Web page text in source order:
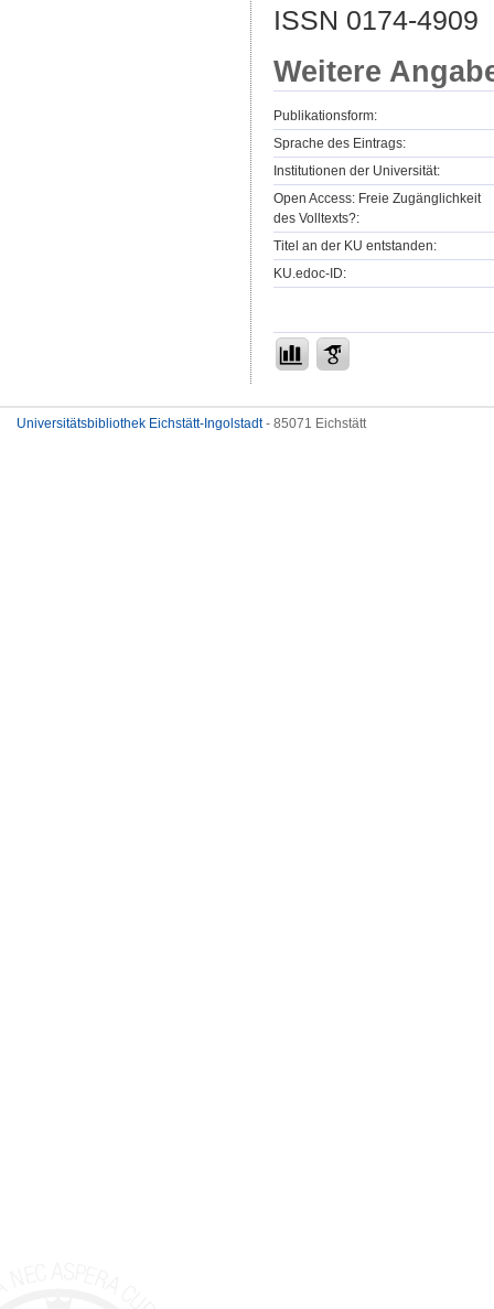
ISSN 0174-4909
Weitere
Publikationsform:
Sprache des Eintrags:
Institutionen der Universität:
Open Access: Freie Zugänglichkeit
des Volltexts?:
Titel an der KU entstanden:
KU.edoc-ID:
Universitätsbibliothek Eichstätt-Ingolstadt- 85071 Eichstätt